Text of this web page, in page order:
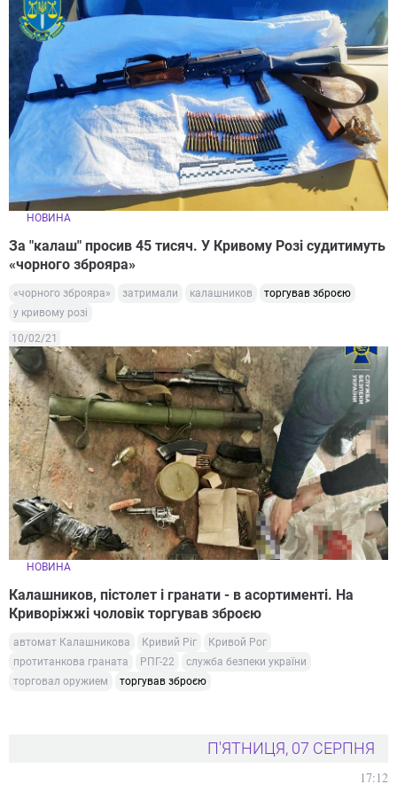
НОВИНА
За "калаш" просив 45 тисяч. У Кривому Розі судитимуть
«чорного зброяра»
«чорного зброяра» затримали калашников
торгував зброєю
у кривому розі
10/02/21
НОВИНА
Калашников, пістолет і гранати - в асортименті. На
Криворіжжі чоловік торгував зброєю
автомат Калашникова Кривий Ріг
Кривой Рог
протитанкова граната
РПГ-22
служба безпеки україни
торговал оружием
торгував зброєю
П'ЯТНИЦЯ, 07 СЕРПНЯ
17:12